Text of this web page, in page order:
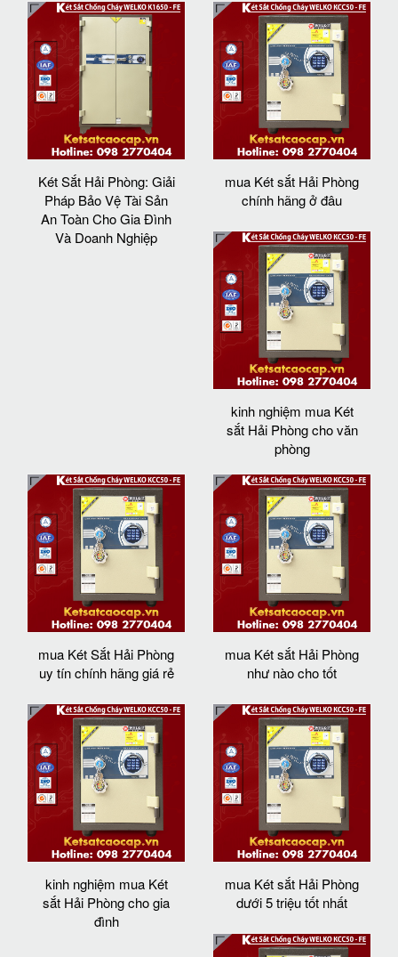
Két Sắt Hải Phòng: Giải
Pháp Bảo Vệ Tài Sản
An Toàn Cho Gia Đình
Và Doanh Nghiệp
mua Két sắt Hải Phòng
chính hãng ở đâu
kinh nghiệm mua Két
sắt Hải Phòng cho văn
phòng
mua Két Sắt Hải Phòng
uy tín chính hãng giá rẻ
mua Két sắt Hải Phòng
như nào cho tốt
kinh nghiệm mua Két
sắt Hải Phòng cho gia
đình
mua Két sắt Hải Phòng
dưới 5 triệu tốt nhất